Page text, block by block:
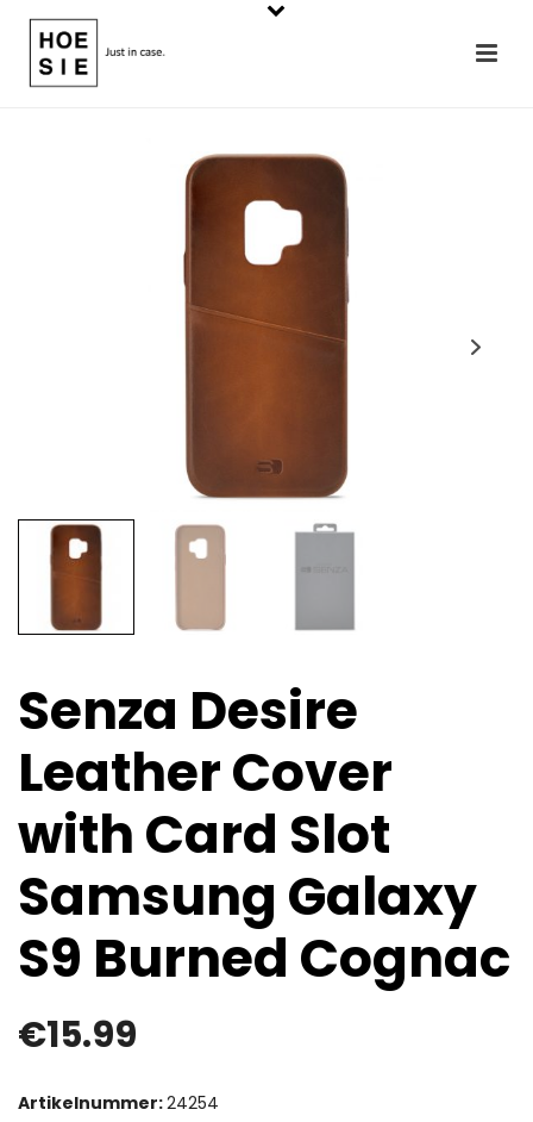
Senza Desire
Leather Cover
with Card Slot
Samsung Galaxy
S9 Burned Cognac
€15.99
Artikelnummer:24254